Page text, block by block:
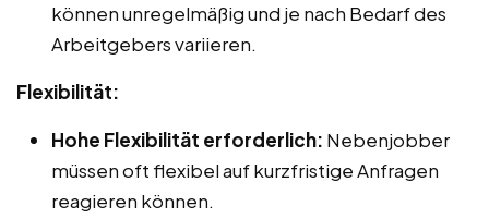
können unregelmäßig und je nach Bedarf des
Arbeitgebers variieren.
Flexibilität:
Hohe Flexibilität erforderlich: Nebenjobber
müssen oft flexibel auf kurzfristige Anfragen
reagieren können.